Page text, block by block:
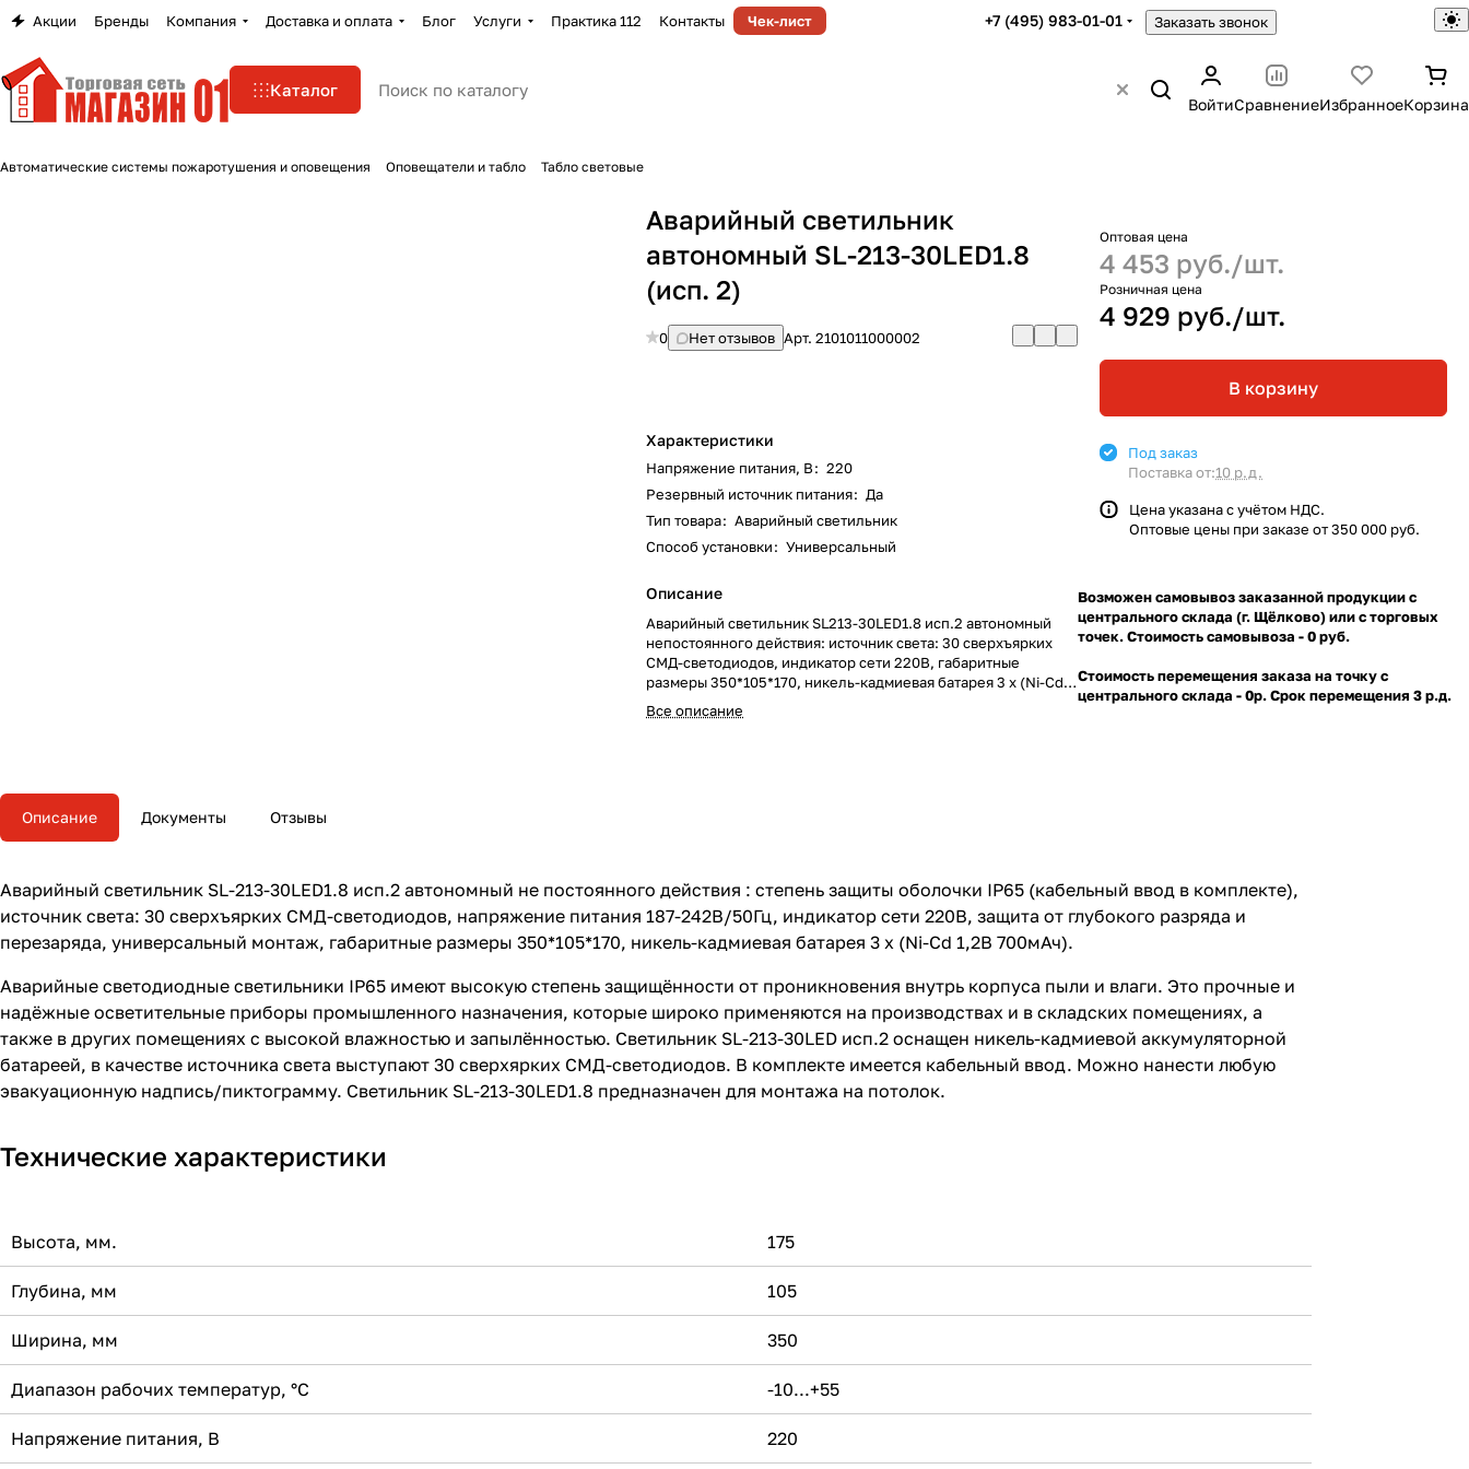
Акции Бренды Компания Доставка и оплата Блог Услуги Практика 112 Контакты Чек-лист +7 (495) 983-01-01 Заказать звонок
Каталог
ВойтиСравнениеИзбранноеКорзина
Автоматические системы пожаротушения и оповещения Оповещатели и табло Табло световые
Аварийный светильник
автономный SL-213-30LED1.8
(исп. 2)
0 Нет отзывов Арт.2101011000002
Характеристики
Напряжение питания, В: 220
Резервный источник питания: Да
Тип товара: Аварийный светильник
Способ установки: Универсальный
Описание
Аварийный светильник SL213-30LED1.8 исп.2 автономный
непостоянного действия: источник света: 30 сверхъярких
СМД-светодиодов, индикатор сети 220В, габаритные
размеры 350*105*170, никель-кадмиевая батарея 3 х (Ni-Cd
1,2В 700мАч).
Все описание
Оптовая цена
4 453 руб./шт.
Розничная цена
4 929 руб./шт.
В корзину
Под заказ
Поставка от:10 р.д.
Цена указана с учётом НДС.
Оптовые цены при заказе от 350 000 руб.
Возможен самовывоз заказанной продукции с
центрального склада (г. Щёлково) или с торговых
точек. Стоимость самовывоза - 0 руб.
Стоимость перемещения заказа на точку с
центрального склада - 0р. Срок перемещения 3 р.д.
Описание Документы Отзывы
Аварийный светильник SL-213-30LED1.8 исп.2 автономный не постоянного действия : степень защиты оболочки IP65 (кабельный ввод в комплекте),
источник света: 30 сверхъярких СМД-светодиодов, напряжение питания 187-242В/50Гц, индикатор сети 220В, защита от глубокого разряда и
перезаряда, универсальный монтаж, габаритные размеры 350*105*170, никель-кадмиевая батарея 3 х (Ni-Cd 1,2В 700мАч).
Аварийные светодиодные светильники IP65 имеют высокую степень защищённости от проникновения внутрь корпуса пыли и влаги. Это прочные и
надёжные осветительные приборы промышленного назначения, которые широко применяются на производствах и в складских помещениях, а
также в других помещениях с высокой влажностью и запылённостью. Светильник SL-213-30LED исп.2 оснащен никель-кадмиевой аккумуляторной
батареей, в качестве источника света выступают 30 сверхярких СМД-светодиодов. В комплекте имеется кабельный ввод. Можно нанести любую
эвакуационную надпись/пиктограмму. Светильник SL-213-30LED1.8 предназначен для монтажа на потолок.
Технические характеристики
Высота, мм. 175
Глубина, мм 105
Ширина, мм 350
Диапазон рабочих температур, °С -10...+55
Напряжение питания, В 220